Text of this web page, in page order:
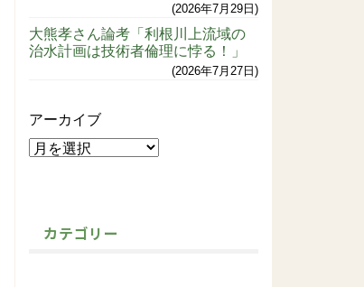
2026年7月29日
大熊孝さん論考「利根川上流域の
治水計画は技術者倫理に悖る！」
2026年7月27日
アーカイブ
カテゴリー